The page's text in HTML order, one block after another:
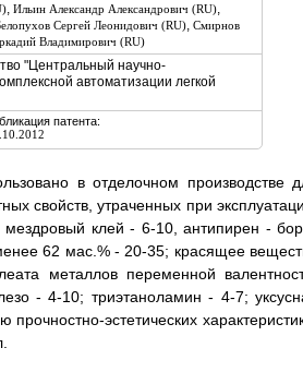
, Ильин Александр Александрович (RU),
Сергей Леонидович (RU), Смирнов
Владимирович (RU)
"Центральный научно-
автоматизации легкой
патента:
в отделочном производстве
свойств, утраченных при
клей - 6-10, антипирен -
62 мас.% - 20-35; красящее
металлов переменной
- 4-10; триэтаноламин - 4-7;
эстетических